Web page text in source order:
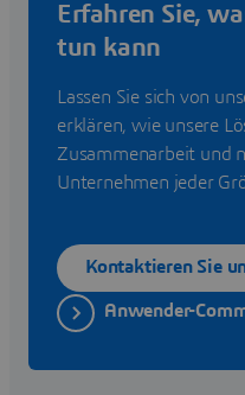
Erfahren Sie,
tun kann
Lassen Sie sich von
erklären, wie unsere
Zusammenarbeit und
Unternehmen jeder
Kontaktieren Sie
Anwender-